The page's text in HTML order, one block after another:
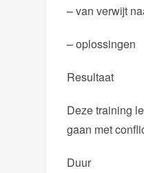
– van verwijt
– oplossingen
Resultaat
Deze training
gaan met
Duur